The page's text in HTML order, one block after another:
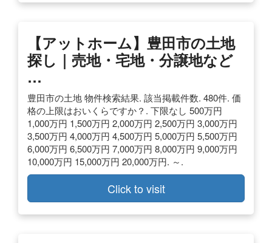
【アットホーム】豊田市の土地
探し｜売地・宅地・分譲地など
…
豊田市の土地 物件検索結果. 該当掲載件数. 480件. 価
格の上限はおいくらですか？. 下限なし 500万円
1,000万円 1,500万円 2,000万円 2,500万円 3,000万円
3,500万円 4,000万円 4,500万円 5,000万円 5,500万円
6,000万円 6,500万円 7,000万円 8,000万円 9,000万円
10,000万円 15,000万円 20,000万円. ～.
Click to visit